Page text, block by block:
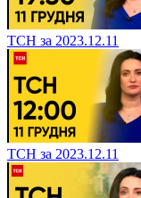
ТСН за 2023.12.11
ТСН за 2023.12.11